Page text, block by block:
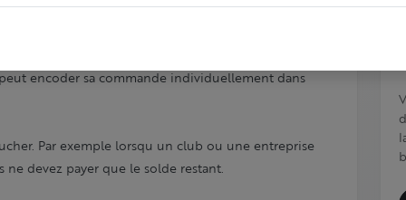
cela fonctionne-t-il ?
encoder sa commande individuellement dans
Par exemple lorsqu un club ou une entreprise
devez payer que le solde restant.